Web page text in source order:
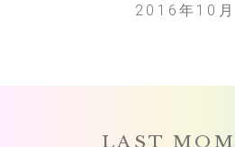
2016年10月
LAST